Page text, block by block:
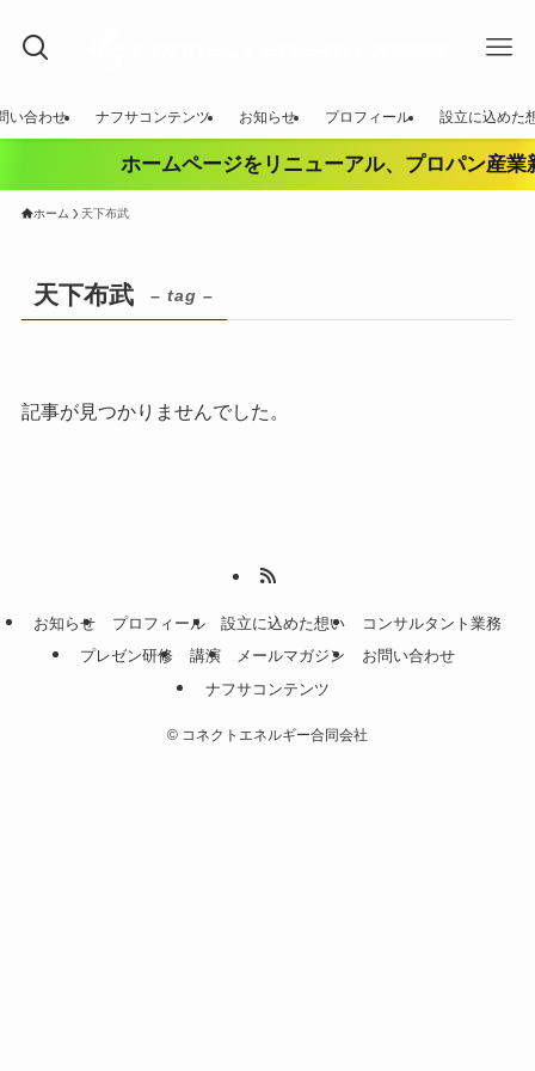
い合わせ ナフサコンテンツ お知らせ プロフィール 設立に込めた
ホームページをリニューアル、プロパン産
ホーム 天下布武
天下布武 – tag –
記事が見つかりませんでした。
お知らせ プロフィール 設立に込めた想い
コンサルタント業務
プレゼン研修
講演 メールマガジン
お問い合わせ
ナフサコンテンツ
© コネクトエネルギー合同会社